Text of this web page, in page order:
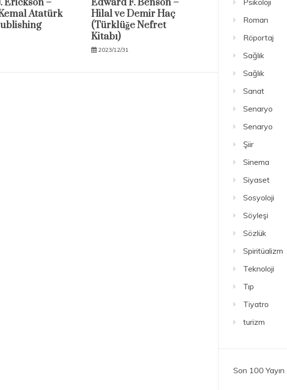
Erickson –
Atatürk
Edward F. Benson –
Hilal ve Demir Haç
(Türklüğe Nefret
Kitabı)
2023/12/31
Psikoloji
Roman
Röportaj
Sağlık
Sağlık
Sanat
Senaryo
Senaryo
Şiir
Sinema
Siyaset
Sosyoloji
Söyleşi
Sözlük
Spiritüalizm
Teknoloji
Tıp
Tiyatro
turizm
Son 100 Yayın